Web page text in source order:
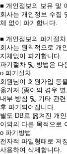
■ 개인정보의 보유 및
회사는 개인정보 수집
체 없이 파기합니다.
■ 개인정보의 파기절차
회사는 원칙적으로 개
지체없이 파기합니다.
파기절차 및 방법은 다
ο 파기절차
회원님이 회원가입 등
옮겨져 (종이의 경우
내부 방침 및 기타 관
후 파기되어집니다.
별도 DB로 옮겨진 개
이외의 다른 목적으로
ο 파기방법
전자적 파일형태로 저
사용하여 삭제합니다.